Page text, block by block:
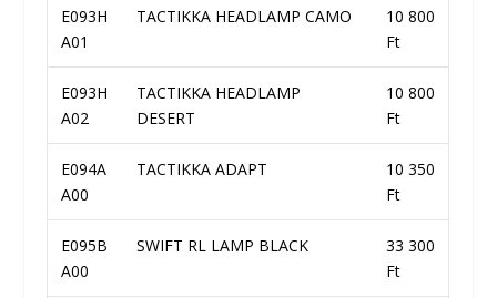
E093H
A01
TACTIKKA HEADLAMP CAMO
10 800
Ft
E093H
A02
TACTIKKA HEADLAMP
DESERT
10 800
Ft
E094A
A00
TACTIKKA ADAPT
10 350
Ft
E095B
A00
SWIFT RL LAMP BLACK
33 300
Ft